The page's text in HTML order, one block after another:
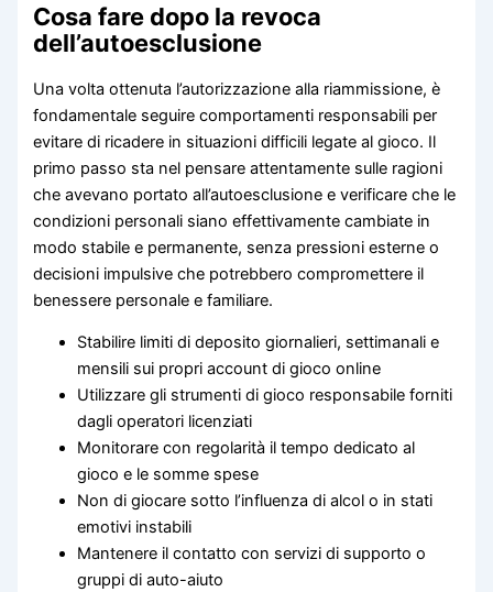
Cosa fare dopo la revoca
dell’autoesclusione
Una volta ottenuta l’autorizzazione alla riammissione, è
fondamentale seguire comportamenti responsabili per
evitare di ricadere in situazioni difficili legate al gioco. Il
primo passo sta nel pensare attentamente sulle ragioni
che avevano portato all’autoesclusione e verificare che le
condizioni personali siano effettivamente cambiate in
modo stabile e permanente, senza pressioni esterne o
decisioni impulsive che potrebbero compromettere il
benessere personale e familiare.
Stabilire limiti di deposito giornalieri, settimanali e
mensili sui propri account di gioco online
Utilizzare gli strumenti di gioco responsabile forniti
dagli operatori licenziati
Monitorare con regolarità il tempo dedicato al
gioco e le somme spese
Non di giocare sotto l’influenza di alcol o in stati
emotivi instabili
Mantenere il contatto con servizi di supporto o
gruppi di auto-aiuto